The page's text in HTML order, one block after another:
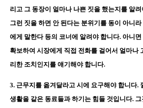
리고 그 동장이 얼마나 나쁜 짓을 했는지를 알
그런 짓을 하면 안 된다는 분위기를 동이 아니
에게 말한다 등의 코너에 알려야 합니다. 아니
확보하여 시장에게 직접 전화를 걸어서 얼마나
리한 조치인지를 얘기해야 합니다.
3. 근무지를 옮겨달라고 시에 요구해야 합니다.
생활을 같은 동료들과 하기는 힘들 것입니다.